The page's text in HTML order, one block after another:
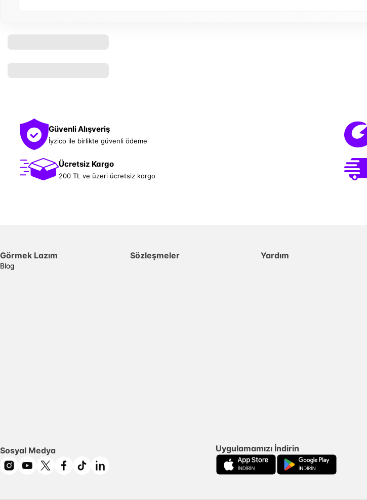
Güvenli Alışveriş
İyzico ile birlikte güvenli ödeme
Ücretsiz Kargo
200 TL ve üzeri ücretsiz kargo
Görmek Lazım
Blog
Sözleşmeler Yardım
Sosyal Medya Uygulamamızı İndirin